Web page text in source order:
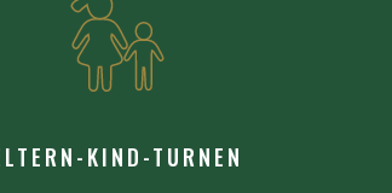
KIND-TURNEN